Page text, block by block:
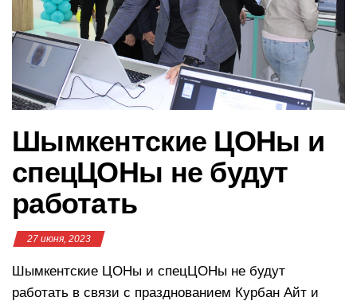
Шымкентские ЦОНы и
спецЦОНы не будут
работать
27 июня, 2023
Шымкентские ЦОНы и спецЦОНы не будут
работать в связи с празднованием Курбан Айт и